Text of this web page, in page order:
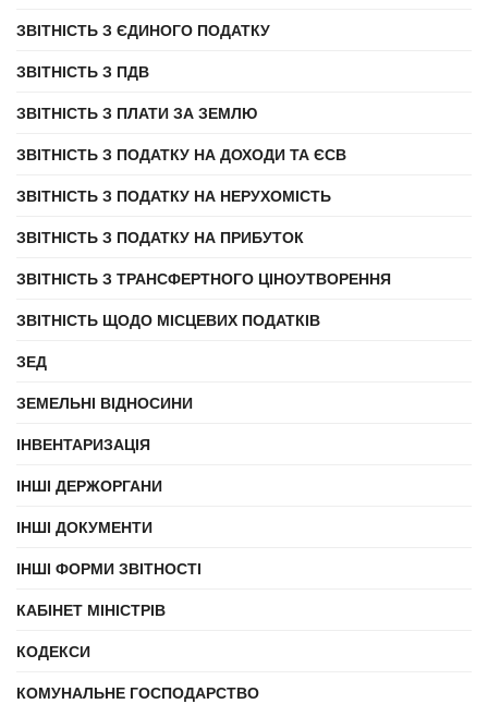
ЗВІТНІСТЬ З ЄДИНОГО ПОДАТКУ
ЗВІТНІСТЬ З ПДВ
ЗВІТНІСТЬ З ПЛАТИ ЗА ЗЕМЛЮ
ЗВІТНІСТЬ З ПОДАТКУ НА ДОХОДИ ТА ЄСВ
ЗВІТНІСТЬ З ПОДАТКУ НА НЕРУХОМІСТЬ
ЗВІТНІСТЬ З ПОДАТКУ НА ПРИБУТОК
ЗВІТНІСТЬ З ТРАНСФЕРТНОГО ЦІНОУТВОРЕННЯ
ЗВІТНІСТЬ ЩОДО МІСЦЕВИХ ПОДАТКІВ
ЗЕД
ЗЕМЕЛЬНІ ВІДНОСИНИ
ІНВЕНТАРИЗАЦІЯ
ІНШІ ДЕРЖОРГАНИ
ІНШІ ДОКУМЕНТИ
ІНШІ ФОРМИ ЗВІТНОСТІ
КАБІНЕТ МІНІСТРІВ
КОДЕКСИ
КОМУНАЛЬНЕ ГОСПОДАРСТВО